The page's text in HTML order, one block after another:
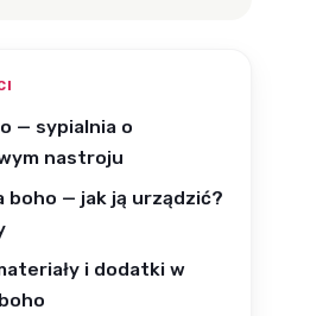
— sypialnia o
nastroju
boho — jak ją urządzić?
i dodatki w